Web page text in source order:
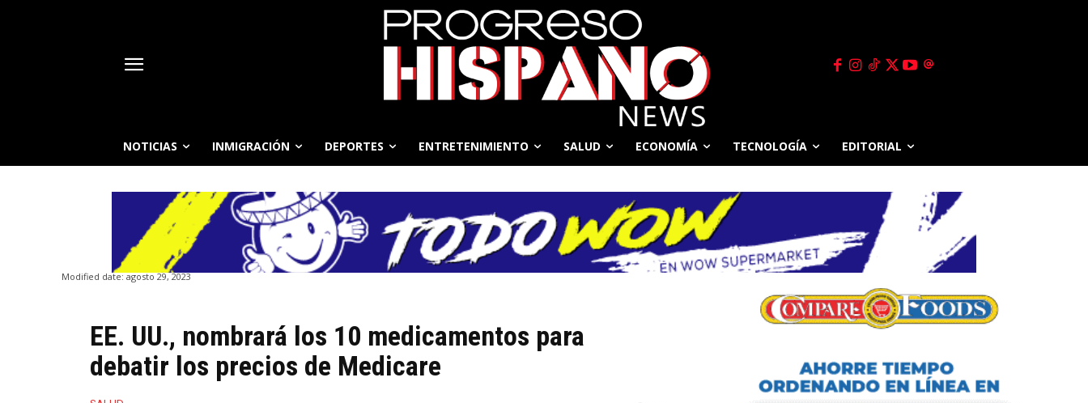
NOTICIAS INMIGRACIÓN DEPORTES ENTRETENIMIENTO SALUD ECONOMÍA TECNOLOGÍA EDITORIAL
Modified date: agosto 29, 2023
EE. UU., nombrará los 10 medicamentos para
debatir los precios de Medicare